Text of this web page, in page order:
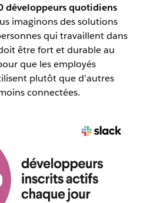
développeurs quotidiens
imaginons des solutions
qui travaillent dans
être fort et durable au
que les employés
plutôt que d’autres
connectées.